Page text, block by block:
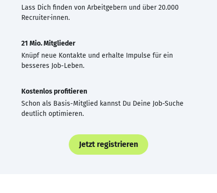
Lass Dich finden von Arbeitgebern und über 20.000
Recruiter·innen.
21 Mio. Mitglieder
Knüpf neue Kontakte und erhalte Impulse für ein
besseres Job-Leben.
Kostenlos profitieren
Schon als Basis-Mitglied kannst Du Deine Job-Suche
deutlich optimieren.
Jetzt registrieren